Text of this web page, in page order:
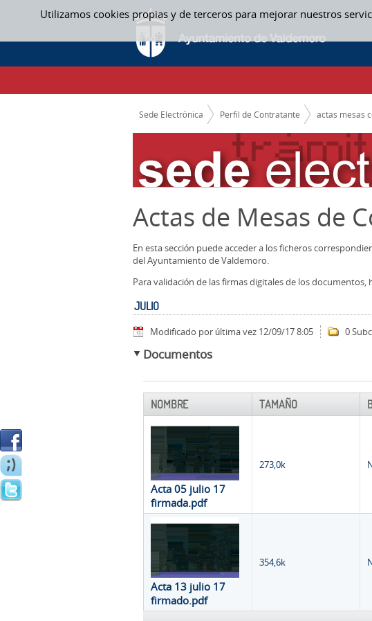
Utilizamos cookies propias y de terceros para mejorar nuestros
Saltar al contenido
JULIO - ACTAS MESAS CONTRATACION
CAMINO DE MIGAS
Sede Electrónica Perfil de Contratante actas mesas
Actas de Mesas de
En esta sección puede acceder a los ficheros
del Ayuntamiento de Valdemoro.
Para validación de las firmas digitales de los documentos,
JULIO
Modificado por última vez 12/09/17 8:05 0
Documentos
NOMBRE TAMAÑO
Acta 05 julio 17
firmada.pdf
273,0k
Acta 13 julio 17
firmado.pdf
354,6k